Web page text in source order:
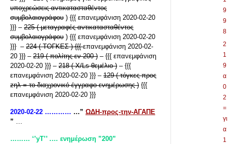
υποχρεώσεις αντικατασταθέντος
συμβολαιογράφου ) {{{ επανεμφάνιση 2020-02-20
}}} – 225 ( μεταγραφές αντικατασταθέντος
συμβολαιογράφου ) {{{ επανεμφάνιση 2020-02-20
}}} – 224 ( ΤΟΓΚΕΣ ) {{{επανεμφάνιση 2020-02-
20 }}} – 219 ( πολίτης εν 200 ) – {{{ επανεμφάνιση
2020-02-20 }}} – 218 ( X/Ls θεμέλιο ) – {{{
επανεμφάνιση 2020-02-20 }}} – 129 ( τόγκες προς
zηλ = το διαχρονικό έγγραφο ενημέρωσης ) {{{
επανεμφάνιση 2020-02-20 }}}
2020-02-22 ………… …” ΩΔΗ-προς-την-ΑΓΑΠΕ
” …
……… ‘’yT’’ .… ενημέρωση ”200”
9
9
8
2
1
9
α
0
2
=
γι
α
1